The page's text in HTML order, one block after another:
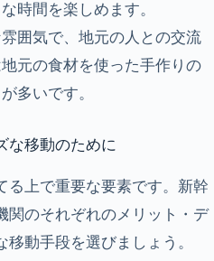
時間を楽しめます。
囲気で、地元の人との交流
元の食材を使った手作りの
多いです。
な移動のために
る上で重要な要素です。新幹
関のそれぞれのメリット・デ
動手段を選びましょう。